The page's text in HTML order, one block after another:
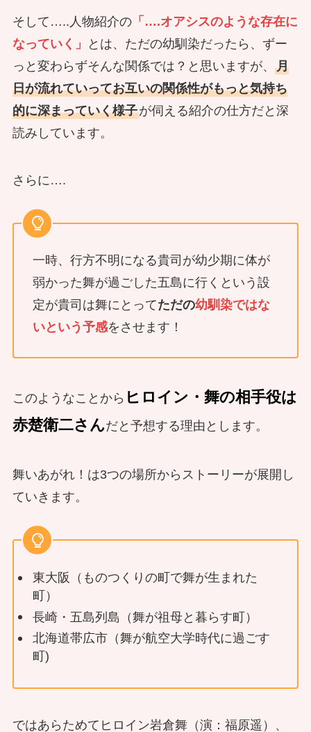
そして…..人物紹介の「….オアシスのような存在に
なっていく」
とは、ただの幼馴染だったら、ずー
っと変わらずそんな関係では？と思いますが、 月
日が流れていってお互いの関係性がもっと気持ち
的に深まっていく様子が伺える紹介の仕方だと深
読みしています。
さらに….
一時、行方不明になる貴司が幼少期に体が
弱かった舞が過ごした五島に行くという設
定が貴司は舞にとってただの幼馴染ではな
いという予感をさせます！
このようなことから ヒロイン・舞の相手役は
赤楚衛二さんだと予想する理由とします。
舞いあがれ！は3つの場所からストーリーが展開し
ていきます。
東大阪（ものつくりの町で舞が生まれた
町）
長崎・五島列島（舞が祖母と暮らす町）
北海道帯広市（舞が航空大学時代に過ごす
町)
ではあらためてヒロイン岩倉舞（演：福原遥）、